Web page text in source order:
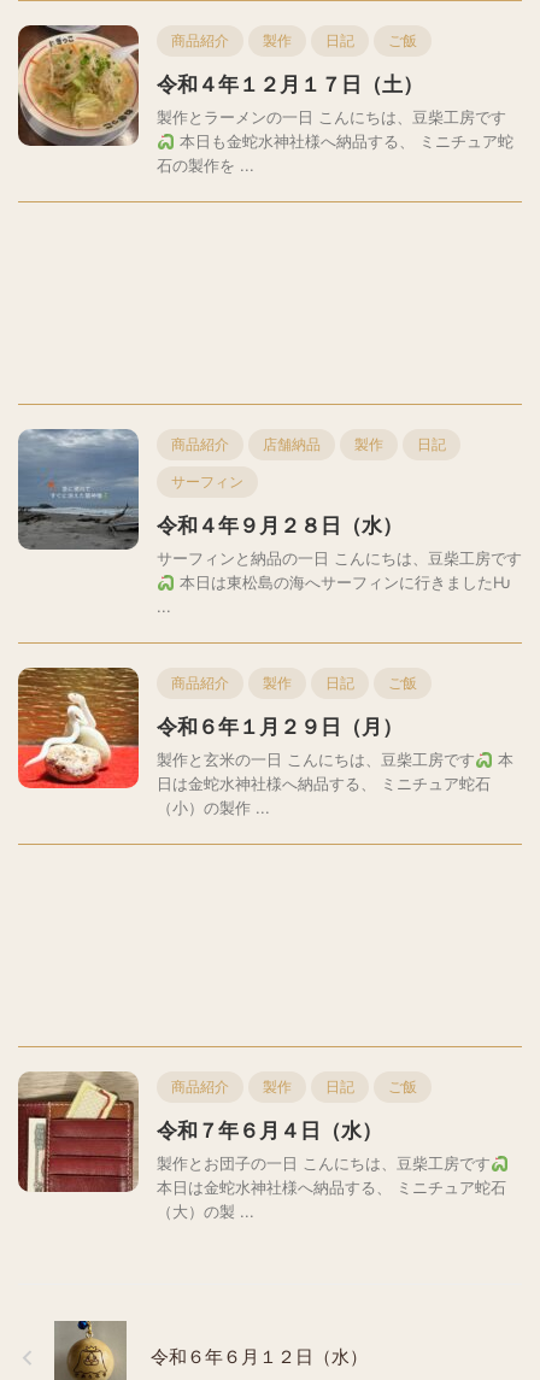
商品紹介 製作 日記 ご飯
令和４年１２月１７日（土）
製作とラーメンの一日 こんにちは、豆柴工房です
本日も金蛇水神社様へ納品する、 ミニチュア蛇
石の製作を ...
商品紹介 店舗納品 製作 日記
サーフィン
令和４年９月２８日（水）
サーフィンと納品の一日 こんにちは、豆柴工房です
本日は東松島の海へサーフィンに行きましたǶ
...
商品紹介 製作 日記 ご飯
令和６年１月２９日（月）
製作と玄米の一日 こんにちは、豆柴工房です
本
日は金蛇水神社様へ納品する、 ミニチュア蛇石
（小）の製作 ...
商品紹介 製作 日記 ご飯
令和７年６月４日（水）
製作とお団子の一日 こんにちは、豆柴工房です
本日は金蛇水神社様へ納品する、 ミニチュア蛇石
（大）の製 ...
令和６年６月１２日（水）